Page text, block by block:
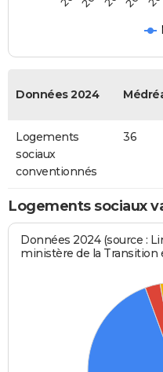
Données 2024
Logements
sociaux
conventionnés
36
Logements sociaux
Données 2024 (source :
ministère de la Transition